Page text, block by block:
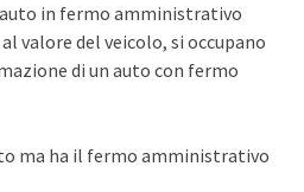
in fermo amministrativo
valore del veicolo, si occupano
di un auto con fermo
ma ha il fermo amministrativo